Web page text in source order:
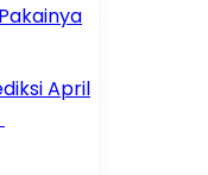
April